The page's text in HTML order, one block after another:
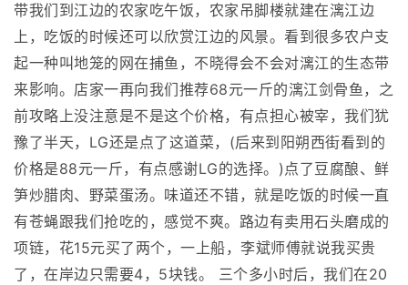
带我们到江边的农家吃午饭，农家吊脚楼就建在漓江边
上，吃饭的时候还可以欣赏江边的风景。看到很多农户支
起一种叫地笼的网在捕鱼，不晓得会不会对漓江的生态带
来影响。店家一再向我们推荐68元一斤的漓江剑骨鱼，之
前攻略上没注意是不是这个价格，有点担心被宰，我们犹
豫了半天，LG还是点了这道菜，(后来到阳朔西街看到的
价格是88元一斤，有点感谢LG的选择。)点了豆腐酿、鲜
笋炒腊肉、野菜蛋汤。味道还不错，就是吃饭的时候一直
有苍蝇跟我们抢吃的，感觉不爽。路边有卖用石头磨成的
项链，花15元买了两个，一上船，李斌师傅就说我买贵
了，在岸边只需要4，5块钱。 三个多小时后，我们在20